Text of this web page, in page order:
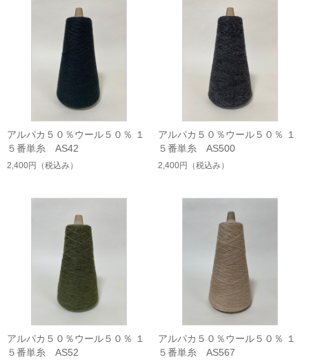
アルパカ５０％ウール５０％ １
５番単糸 AS42
2,400円 （税込み）
アルパカ５０％ウール５０％ １
５番単糸 AS500
2,400円 （税込み）
アルパカ５０％ウール５０％ １
５番単糸 AS52
アルパカ５０％ウール５０％ １
５番単糸 AS567